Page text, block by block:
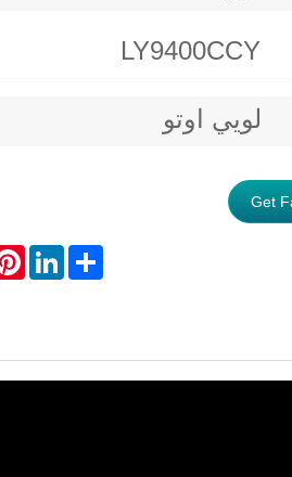
LY9400CCY
لويي اوتو
Get
Share